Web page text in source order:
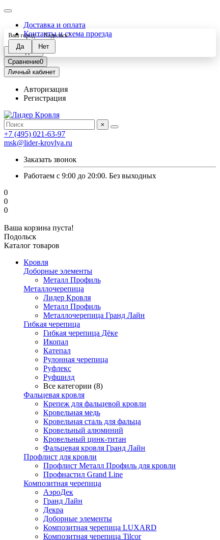
Доставка и оплата
Контакты и схема проезда
Закладки0
Сравнение0
Личный кабинет
Авторизация
Регистрация
×
+7 (495) 021-63-97
msk@lider-krovlya.ru
Заказать звонок
Работаем с 9:00 до 20:00. Без выходных
0
0
0
Ваша корзина пуста!
Подольск
Ваш город —Подольск?
Каталог товаров
Кровля
Доборные элементы
Металл Профиль
Металлочерепица
Лидер Кровля
Металл Профиль
Металлочерепица Гранд Лайн
Гибкая черепица
Гибкая черепица Дёке
Икопал
Катепал
Рулонная черепица
Руфлекс
Руфшилд
Все категории (8)
Фальцевая кровля
Крепеж для фальцевой кровли
Кровельная медь
Кровельная сталь для фальца
Кровельный алюминий
Кровельный цинк-титан
Фальцевая кровля Гранд Лайн
Профлист для кровли
Профлист Металл Профиль для кровли
Профнастил Grand Line
Композитная черепица
АэроДек
Гранд Лайн
Декра
Доборные элементы
Композитная черепица LUXARD
Композитная черепица Tilcor